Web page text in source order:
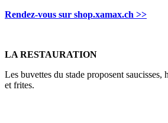
Rendez-vous sur shop.xamax.ch >>
LA RESTAURATION
Les buvettes du stade proposent saucisses,
et frites.